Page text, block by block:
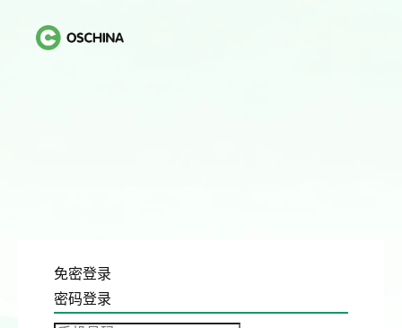
免密登录
密码登录